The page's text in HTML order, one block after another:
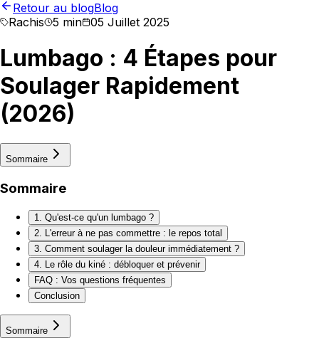
Retour au blogBlog
Rachis
5 min 05 Juillet 2025
Lumbago : 4 Étapes pour
Soulager Rapidement
(2026)
Sommaire
Sommaire
1. Qu'est-ce qu'un lumbago ?
2. L'erreur à ne pas commettre : le repos total
3. Comment soulager la douleur immédiatement ?
4. Le rôle du kiné : débloquer et prévenir
FAQ : Vos questions fréquentes
Conclusion
Sommaire